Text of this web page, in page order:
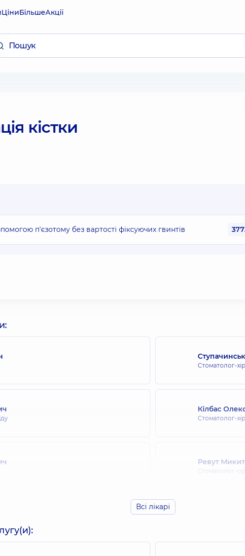
ЦіниБільшеАкції
кістки
п'єзотому без вартості фіксуючих гвинтів
Стоматолог-
Кілбас
Стоматолог-
Ревут
Стоматолог-
Всі лікарі